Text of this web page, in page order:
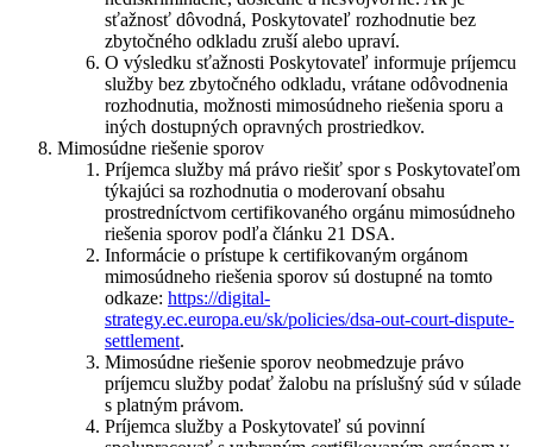
sťažnosť dôvodná, Poskytovateľ rozhodnutie bez
zbytočného odkladu zruší alebo upraví.
O výsledku sťažnosti Poskytovateľ informuje príjemcu
služby bez zbytočného odkladu, vrátane odôvodnenia
rozhodnutia, možnosti mimosúdneho riešenia sporu a
iných dostupných opravných prostriedkov.
Mimosúdne riešenie sporov
Príjemca služby má právo riešiť spor s Poskytovateľom
týkajúci sa rozhodnutia o moderovaní obsahu
prostredníctvom certifikovaného orgánu mimosúdneho
riešenia sporov podľa článku 21 DSA.
Informácie o prístupe k certifikovaným orgánom
mimosúdneho riešenia sporov sú dostupné na tomto
odkaze: https://digital-
strategy.ec.europa.eu/sk/policies/dsa-out-court-dispute-
settlement.
Mimosúdne riešenie sporov neobmedzuje právo
príjemcu služby podať žalobu na príslušný súd v súlade
s platným právom.
Príjemca služby a Poskytovateľ sú povinní